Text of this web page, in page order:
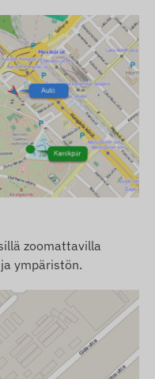
päivityksen
että
muuttaa tuotetietoja
Tästä
voi poiketa
oikeuden
mahdollisten
zoomattavilla
ympäristön.